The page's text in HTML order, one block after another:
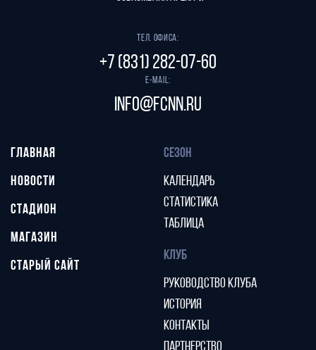
Тел. офиса:
+7 (831) 282-07-60
E-mail:
info@fcnn.ru
ГЛАВНАЯ
НОВОСТИ
СТАДИОН
МАГАЗИН
СТАРЫЙ САЙТ
СЕЗОН
КАЛЕНДАРЬ
СТАТИСТИКА
ТАБЛИЦА
КЛУБ
РУКОВОДСТВО КЛУБА
ИСТОРИЯ
КОНТАКТЫ